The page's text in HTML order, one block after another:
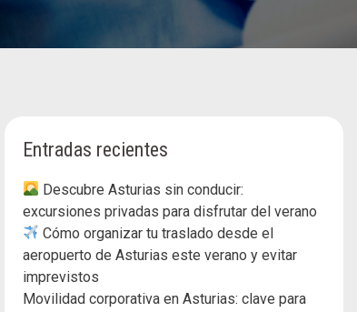
Entradas recientes
Descubre Asturias sin conducir:
excursiones privadas para disfrutar del verano
Cómo organizar tu traslado desde el
aeropuerto de Asturias este verano y evitar
imprevistos
Movilidad corporativa en Asturias: clave para